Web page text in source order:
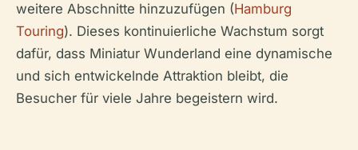
weitere Abschnitte hinzuzufügen (Hamburg
Touring). Dieses kontinuierliche Wachstum sorgt
dafür, dass Miniatur Wunderland eine dynamische
und sich entwickelnde Attraktion bleibt, die
Besucher für viele Jahre begeistern wird.